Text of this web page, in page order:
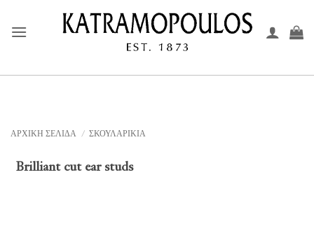
στο
ΑΡΧΙΚΉ ΣΕΛΊΔΑ / ΣΚΟΥΛΑΡΙΚΙΑ
Brilliant cut ear studs